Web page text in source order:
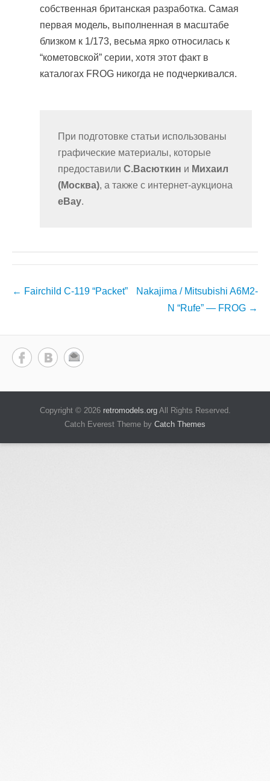
собственная британская разработка. Самая
первая модель, выполненная в масштабе
близком к 1/173, весьма ярко относилась к
“кометовской” серии, хотя этот факт в
каталогах FROG никогда не подчеркивался.
При подготовке статьи использованы
графические материалы, которые
предоставили С.Васюткин и Михаил
(Москва), а также с интернет-аукциона
eBay.
Навигация
← Fairchild C-119 “Packet”
Nakajima / Mitsubishi A6M2-
N “Rufe” — FROG →
Copyright © 2026 retromodels.orgAll Rights Reserved.
Catch Everest Theme by Catch Themes